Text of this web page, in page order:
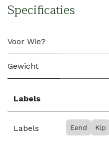
Specificaties
Voor Wie?
Gewicht
Labels
Labels Eend Kip